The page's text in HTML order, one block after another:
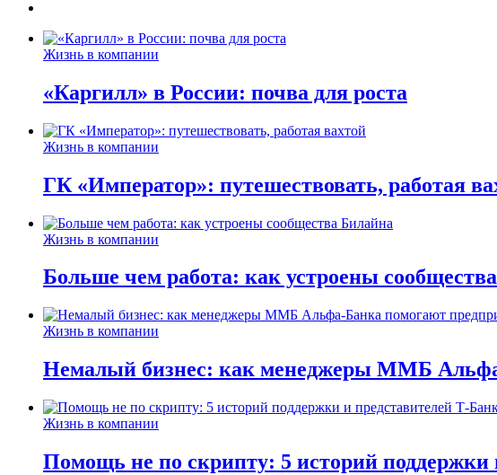
Жизнь в компании
«Каргилл» в России: почва для роста
Жизнь в компании
ГК «Император»: путешествовать, работая
Жизнь в компании
Больше чем работа: как устроены
Жизнь в компании
Немалый бизнес: как менеджеры ММБ
Жизнь в компании
Помощь не по скрипту: 5 историй поддержки